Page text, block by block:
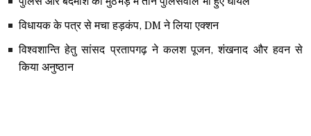
विधायक के पत्र से मचा हड़कंप, DM ने लिया एक्शन
विश्वशान्ति हेतु सांसद प्रतापगढ़ ने कलश पूजन, शंखनाद और हवन से
किया अनुष्ठान